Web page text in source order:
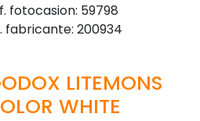
fotocasion: 59798
fabricante: 200934
LITEMONS
WHITE